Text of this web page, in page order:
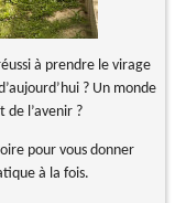
à prendre le virage
? Un monde
de l’avenir ?
pour vous donner
à la fois.